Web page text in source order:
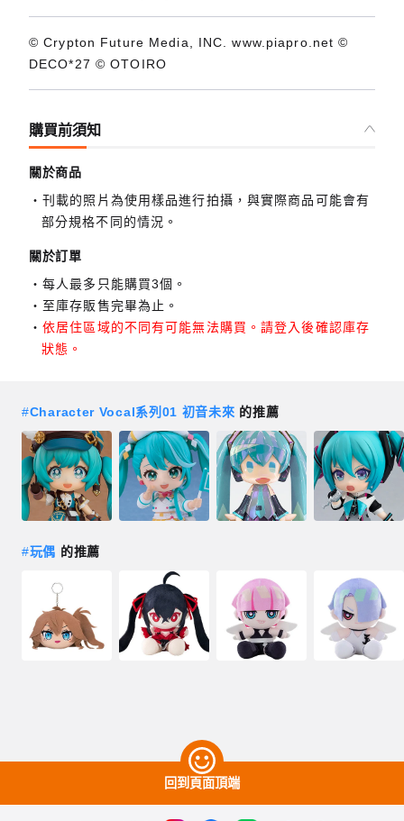
© Crypton Future Media, INC. www.piapro.net ©
DECO*27 © OTOIRO
購買前須知
關於商品
刊載的照片為使用樣品進行拍攝，與實際商品可能會有
部分規格不同的情況。
關於訂單
每人最多只能購買3個。
至庫存販售完畢為止。
依居住區域的不同有可能無法購買。請登入後確認庫存
狀態。
#Character Vocal系列01 初音未來 的推薦
#玩偶 的推薦
回到頁面頂端